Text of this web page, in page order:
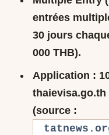
entrées
30 jours
000 THB).
Application :
thaievisa.go.th
(source :